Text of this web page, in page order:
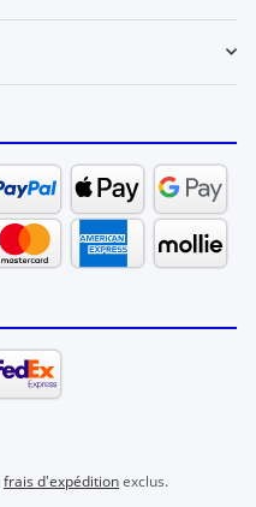
frais d'expéditionexclus.